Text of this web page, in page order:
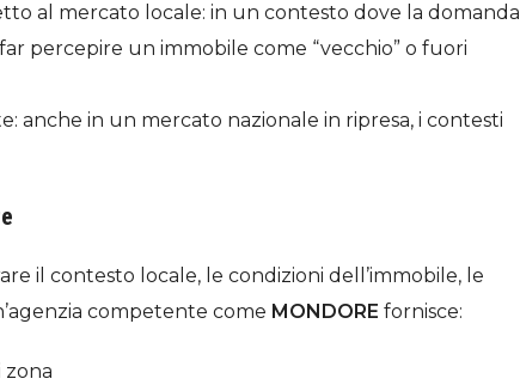
al mercato locale: in un contesto dove la domanda
percepire un immobile come “vecchio” o fuori
anche in un mercato nazionale in ripresa, i contesti
il contesto locale, le condizioni dell’immobile, le
competente come MONDORE fornisce:
zona